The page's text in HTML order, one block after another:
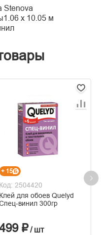
Stenova
x 10.05 м
+ 15
Код: 2504420
Клей для обоев Quelyd
винил 300гр
₽/ шт